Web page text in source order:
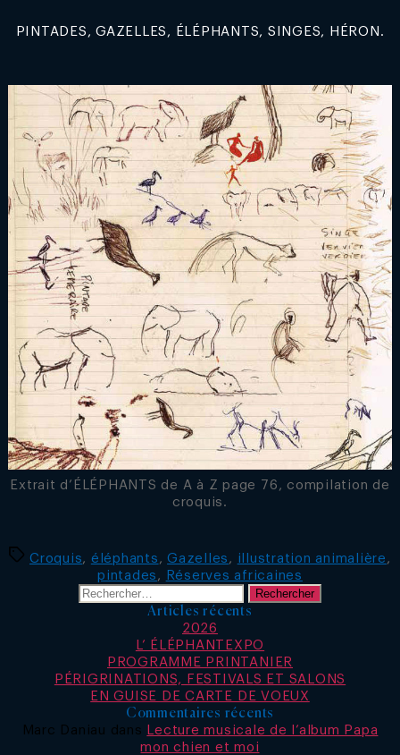
PINTADES, GAZELLES, ÉLÉPHANTS, SINGES, HÉRON.
Extrait d’ÉLÉPHANTS de A à Z page 76, compilation de
croquis.
Étiquettes
Croquis , éléphants ,Gazelles , illustration animalière ,
pintades ,
Réserves africaines
Rechercher :
Articles récents
2026
L’ ÉLÉPHANTEXPO
PROGRAMME PRINTANIER
PÉRIGRINATIONS, FESTIVALS ET SALONS
EN GUISE DE CARTE DE VOEUX
Commentaires récents
Marc Daniau dans
Lecture musicale de l’album Papa
mon chien et moi